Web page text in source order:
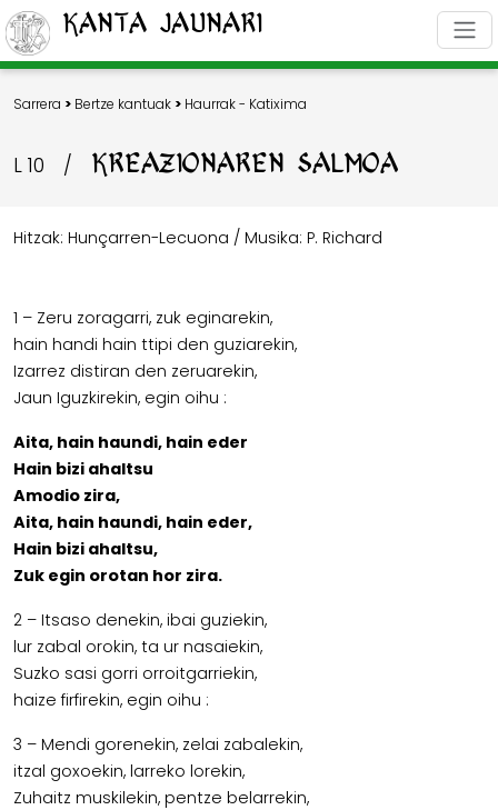
Kanta Jaunari
Sarrera > Bertze kantuak > Haurrak - Katixima
L 10 / KREAZIONAREN SALMOA
Hitzak: Hunçarren-Lecuona / Musika: P. Richard
1 – Zeru zoragarri, zuk eginarekin,
hain handi hain ttipi den guziarekin,
Izarrez distiran den zeruarekin,
Jaun Iguzkirekin, egin oihu :
Aita, hain haundi, hain eder
Hain bizi ahaltsu
Amodio zira,
Aita, hain haundi, hain eder,
Hain bizi ahaltsu,
Zuk egin orotan hor zira.
2 – Itsaso denekin, ibai guziekin,
lur zabal orokin, ta ur nasaiekin,
Suzko sasi gorri orroitgarriekin,
haize firfirekin, egin oihu :
3 – Mendi gorenekin, zelai zabalekin,
itzal goxoekin, larreko lorekin,
Zuhaitz muskilekin, pentze belarrekin,